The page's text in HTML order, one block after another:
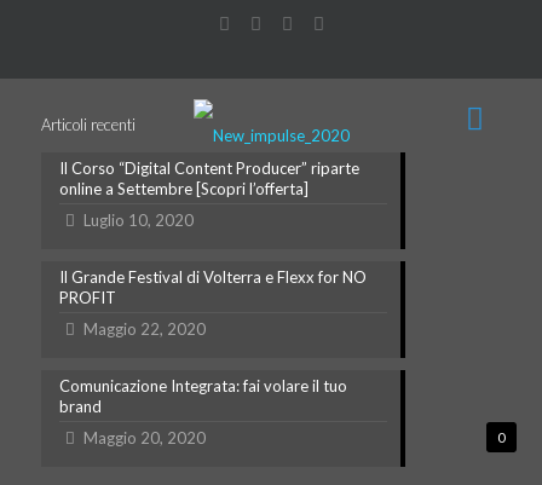
Articoli recenti
Il Corso “Digital Content Producer” riparte
online a Settembre [Scopri l’offerta]
Luglio 10, 2020
Il Grande Festival di Volterra e Flexx for NO
PROFIT
Maggio 22, 2020
0
Comunicazione Integrata: fai volare il tuo
brand
Maggio 20, 2020